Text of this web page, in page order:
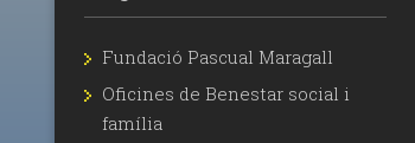
Fundació Pascual Maragall
Oficines de Benestar social i
família